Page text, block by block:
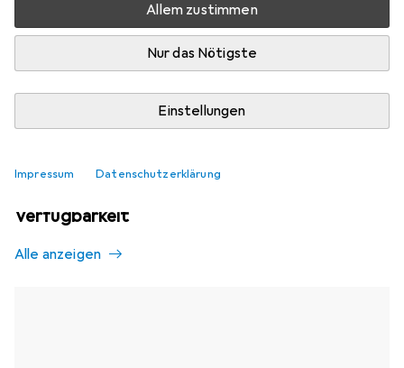
Allem zustimmen
Nur das Nötigste
Einstellungen
Impressum Datenschutzerklärung
Vergleichen Merken
Verfügbarkeit
Alle anzeigen